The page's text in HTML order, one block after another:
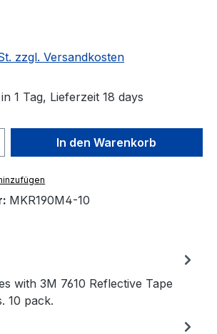
zzgl. Versandkosten
1 Tag, Lieferzeit 18 days
Gib den
In den Warenkorb
MKR190M4-10
with 3M 7610 Reflective Tape
10 pack.